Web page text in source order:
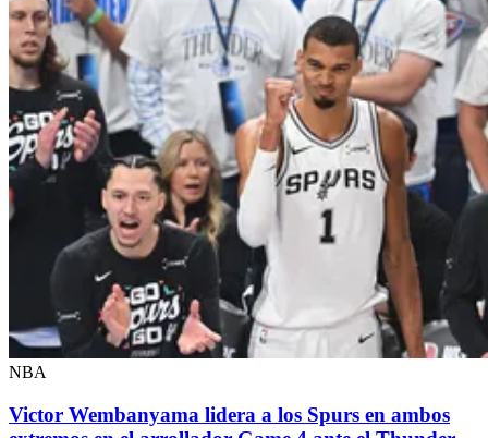
NBA
Victor Wembanyama lidera a los Spurs en ambos